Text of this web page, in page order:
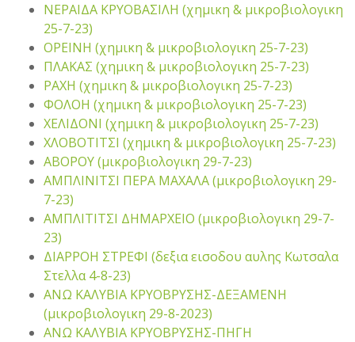
ΝΕΡΑΙΔΑ ΚΡΥΟΒΑΣΙΛΗ (χημικη & μικροβιολογικη
25-7-23)
ΟΡΕΙΝΗ (χημικη & μικροβιολογικη 25-7-23)
ΠΛΑΚΑΣ (χημικη & μικροβιολογικη 25-7-23)
ΡΑΧΗ (χημικη & μικροβιολογικη 25-7-23)
ΦΟΛΟΗ (χημικη & μικροβιολογικη 25-7-23)
ΧΕΛΙΔΟΝΙ (χημικη & μικροβιολογικη 25-7-23)
ΧΛΟΒΟΤΙΤΣΙ (χημικη & μικροβιολογικη 25-7-23)
ΑΒΟΡΟΥ (μικροβιολογικη 29-7-23)
ΑΜΠΛΙΝΙΤΣΙ ΠΕΡΑ ΜΑΧΑΛΑ (μικροβιολογικη 29-
7-23)
ΑΜΠΛΙΤΙΤΣΙ ΔΗΜΑΡΧΕΙΟ (μικροβιολογικη 29-7-
23)
ΔΙΑΡΡΟΗ ΣΤΡΕΦΙ (δεξια εισοδου αυλης Κωτσαλα
Στελλα 4-8-23)
ΑΝΩ ΚΑΛΥΒΙΑ ΚΡΥΟΒΡΥΣΗΣ-ΔΕΞΑΜΕΝΗ
(μικροβιολογικη 29-8-2023)
ΑΝΩ ΚΑΛΥΒΙΑ ΚΡΥΟΒΡΥΣΗΣ-ΠΗΓΗ